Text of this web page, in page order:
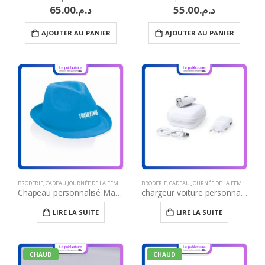
د.م.65.00
AJOUTER AU PANIER
د.م.55.00
AJOUTER AU PANIER
BRODERIE,CADEAU JOURNÉE DE LA FEMME CADEAUX JOURNÉE DE LA FEMME MAROC,CHAPEAU
Chapeau personnalisé Maroc
LIRE LA SUITE
BRODERIE,CADEAU JOURNÉE DE LA FEMME
chargeur voiture personnalisé Maroc
LIRE LA SUITE
CHAUD CHAUD